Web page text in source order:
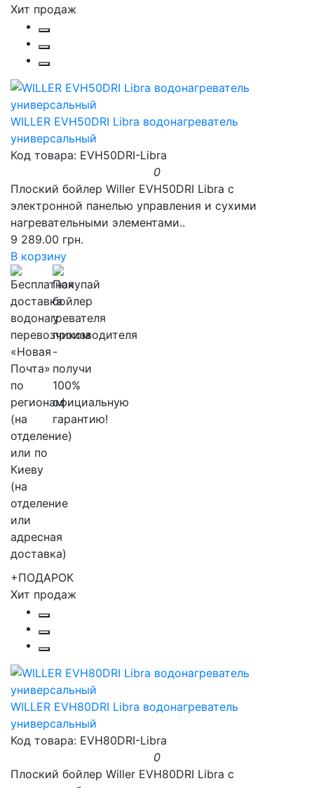
Хит продаж
WILLER EVH50DRI Libra водонагреватель
универсальный
Код товара: EVH50DRI-Libra
0
Плоский бойлер Willer EVH50DRI Libra с
электронной панелью управления и сухими
нагревательными элементами..
9 289.00 грн.
В корзину
+ПОДАРОК
Хит продаж
WILLER EVH80DRI Libra водонагреватель
универсальный
Код товара: EVH80DRI-Libra
0
Плоский бойлер Willer EVH80DRI Libra с